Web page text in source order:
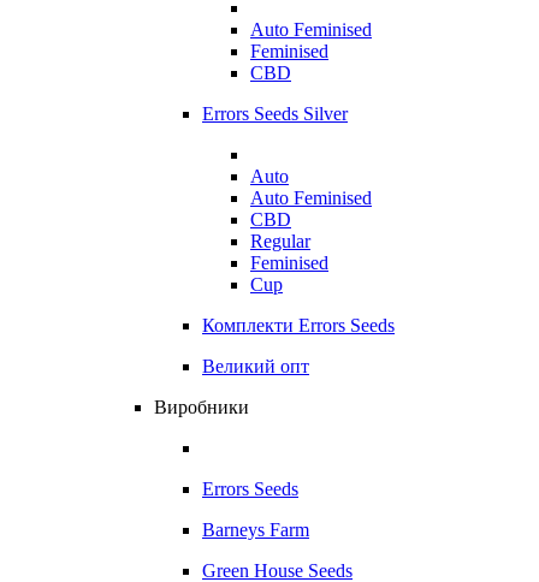
Auto Feminised
Feminised
CBD
Errors Seeds Silver
Auto
Auto Feminised
CBD
Regular
Feminised
Cup
Комплекти Errors Seeds
Великий опт
Виробники
Errors Seeds
Barneys Farm
Green House Seeds